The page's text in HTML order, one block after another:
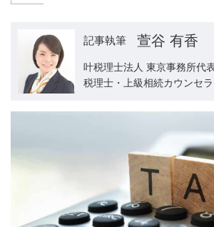
記事執筆 萱谷 有香
叶税理士法人 東京事務所代
税理士・上級相続カウンセ